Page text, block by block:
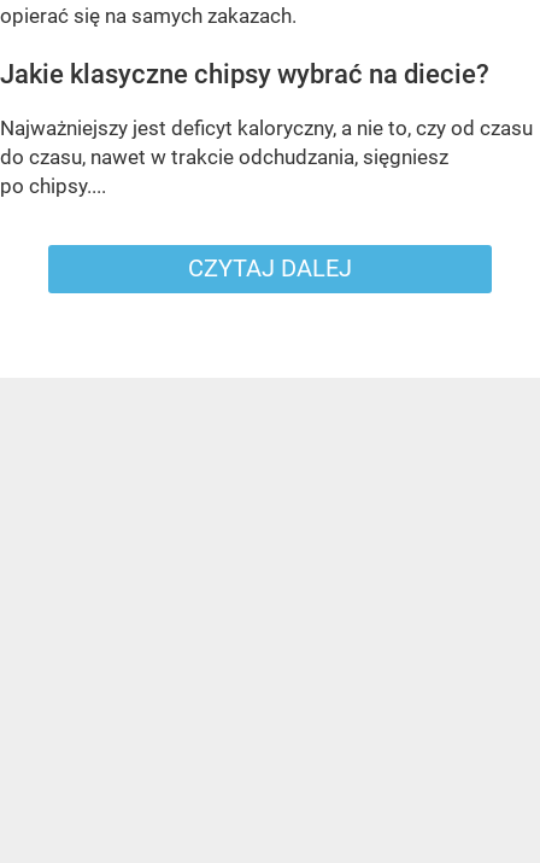
opierać się na samych zakazach.
Jakie klasyczne chipsy wybrać na diecie?
Najważniejszy jest deficyt kaloryczny, a nie to, czy od czasu
do czasu, nawet w trakcie odchudzania, sięgniesz
po chipsy....
CZYTAJ DALEJ